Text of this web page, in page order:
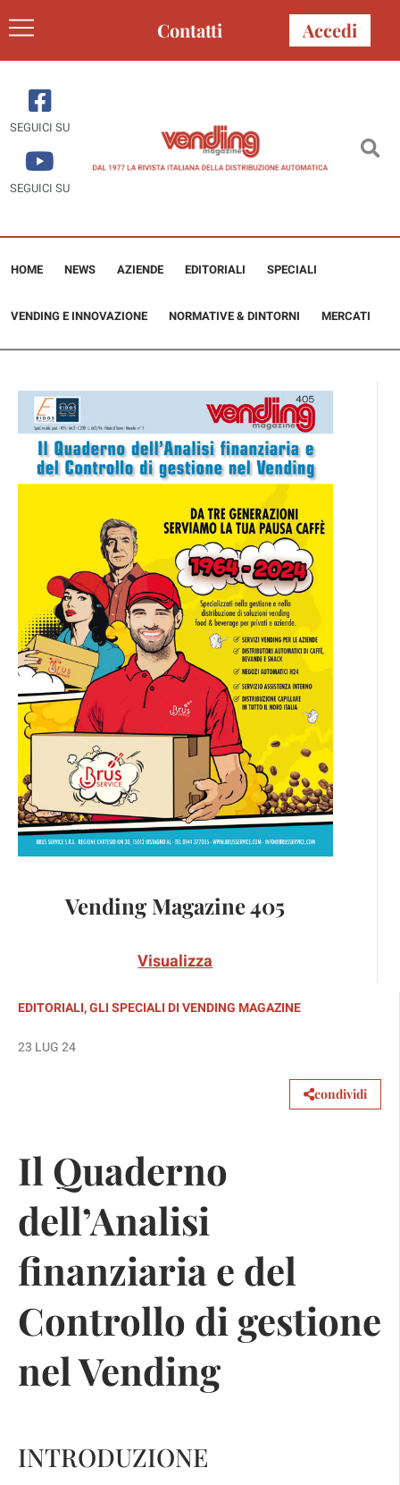
Contatti Accedi
SEGUICI SU
SEGUICI SU
HOME NEWS AZIENDE EDITORIALI SPECIALI
VENDING E INNOVAZIONE NORMATIVE & DINTORNI MERCATI
Vending Magazine 405
Visualizza
EDITORIALI,GLI SPECIALI DI VENDING MAGAZINE
23 LUG 24
condividi
Il Quaderno
dell’Analisi
finanziaria e del
Controllo di gestione
nel Vending
INTRODUZIONE